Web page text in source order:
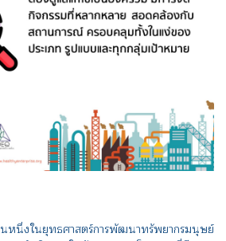
หนึ่งในยุทธศาสตร์การพัฒนาทรัพยากรมนุษย์